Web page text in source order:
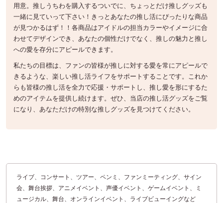
用意。推しうちわを購入するついでに、ちょっとだけ推しグッズも
一緒に見ていって下さい！きっとあなたの推し活にぴったりな商品
が見つかるはず！！各商品はアイドルの担当カラーやイメージに合
わせてデザインでき、あなたの個性だけでなく、推しの魅力と推し
への愛を存分にアピールできます。
私たちの目標は、ファンの皆様が推しに対する愛を常にアピールで
きるような、楽しい推し活ライフをサポートすることです。これか
らも皆様の推し活を全力で応援・サポートし、推し愛を形にするた
めのアイテムを提供し続けます。ぜひ、当店の推し活グッズをご覧
になり、あなただけの特別な推しグッズを見つけてください。
ライブ、コンサート、ツアー、ペンミ、ファンミーティング、サイン
会、舞台挨拶、アニメイベント、声優イベント、ゲームイベント、ミ
ュージカル、舞台、オンラインイベント、ライブビューイングなど